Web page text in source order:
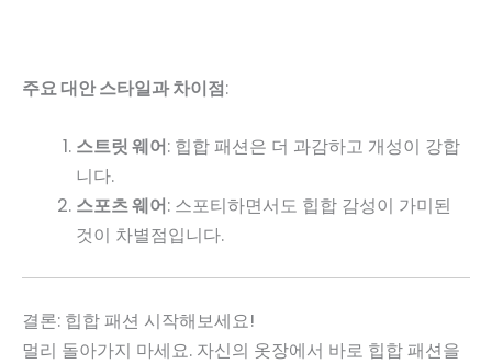
주요 대안 스타일과 차이점:
스트릿 웨어: 힙합 패션은 더 과감하고 개성이 강합
니다.
스포츠 웨어: 스포티하면서도 힙합 감성이 가미된
것이 차별점입니다.
결론: 힙합 패션 시작해보세요!
멀리 돌아가지 마세요. 자신의 옷장에서 바로 힙합 패션을